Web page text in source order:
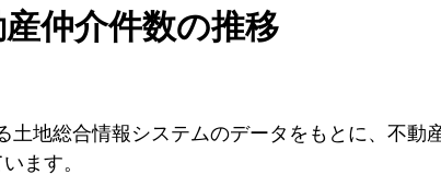
仲介件数の推移
土地総合情報システムのデータをもとに、不
ます。